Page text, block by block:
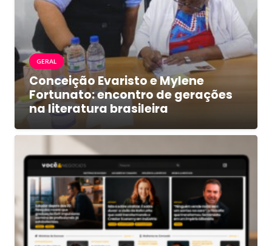
GERAL
Conceição Evaristo e Mylene
Fortunato: encontro de gerações
na literatura brasileira